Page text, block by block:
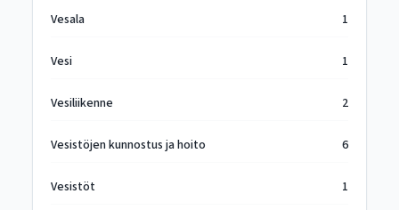
Vesala 1
Vesi 1
Vesiliikenne 2
Vesistöjen kunnostus ja hoito 6
Vesistöt 1